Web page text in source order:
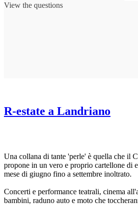
View the questions
R-estate a Landriano
Una collana di tante 'perle' è quella che il
propone in un vero e proprio cartellone di
mese di giugno fino a settembre inoltrato.
Concerti e performance teatrali, cinema
bambini, raduno auto e moto che